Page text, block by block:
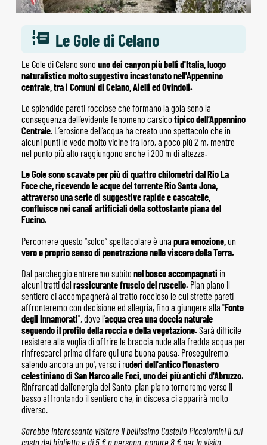
Le Gole di Celano
Le Gole di Celano sono uno dei canyon più belli d'Italia, luogo
naturalistico molto suggestivo incastonato nell'Appennino
centrale, tra i Comuni di Celano, Aielli ed Ovindoli.
Le splendide pareti rocciose che formano la gola sono la
conseguenza dell’evidente fenomeno carsico tipico dell’Appennino
Centrale. L’erosione dell’acqua ha creato uno spettacolo che in
alcuni punti le vede molto vicine tra loro, a poco più 2 m, mentre
nel punto più alto raggiungono anche i 200 m di altezza.
Le Gole sono scavate per più di quattro chilometri dal Rio La
Foce che, ricevendo le acque del torrente Rio Santa Jona,
attraverso una serie di suggestive rapide e cascatelle,
confluisce nei canali artificiali della sottostante piana del
Fucino.
Percorrere questo “solco” spettacolare è una pura emozione,un
vero e proprio senso di penetrazione nelle viscere della Terra.
Dal parcheggio entreremo subito nel bosco accompagnati in
alcuni tratti dal rassicurante fruscio del ruscello.Pian piano il
sentiero ci accompagnerà al tratto roccioso le cui strette pareti
affronteremo con decisione ed allegria, fino a giungere alla "Fonte
degli Innamorati", dove l'acqua crea una doccia naturale
seguendo il profilo della roccia e della vegetazione.Sarà difficile
resistere alla voglia di offrire le braccia nude alla fredda acqua per
rinfrescarci prima di fare qui una buona pausa. Proseguiremo,
salendo ancora un po', verso i ruderi dell'antico Monastero
celestiniano di San Marco alle Foci, uno dei più antichi d'Abruzzo.
Rinfrancati dall’energia del Santo, pian piano torneremo verso il
basso affrontando il sentiero che, in discesa ci apparirà molto
diverso.
Sarebbe interessante visitare il bellissimo Castello Piccolomini il cui
costo del biglietto e di 5 € a persona, oppure 8 € per la visita